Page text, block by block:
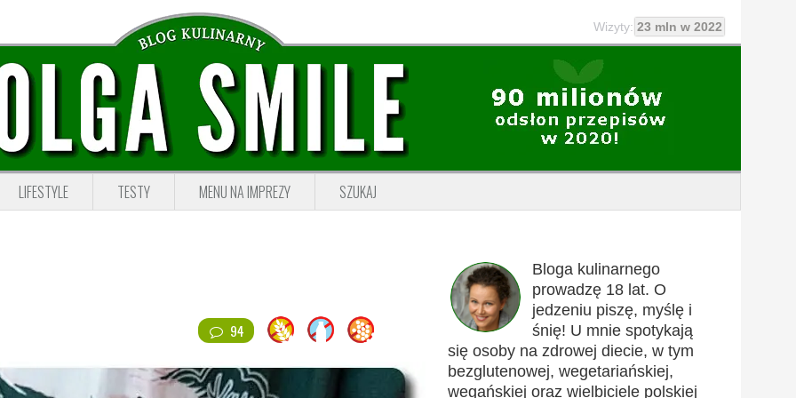
Wizyty: 23 mln w 2022
LIFESTYLE TESTY MENU NA IMPREZY SZUKAJ
94
Bloga kulinarnego
prowadzę 18 lat. O
jedzeniu piszę, myślę i
śnię! U mnie spotykają
się osoby na zdrowej diecie, w tym
bezglutenowej, wegetariańskiej,
wegańskiej oraz wielbiciele polskiej